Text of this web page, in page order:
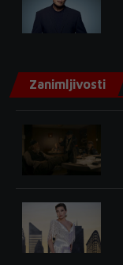
Zanimljivosti